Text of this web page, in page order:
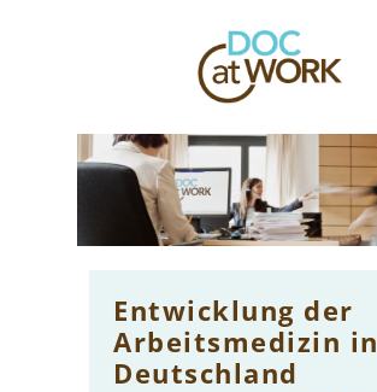
Entwicklung der
Arbeitsmedizin in
Deutschland